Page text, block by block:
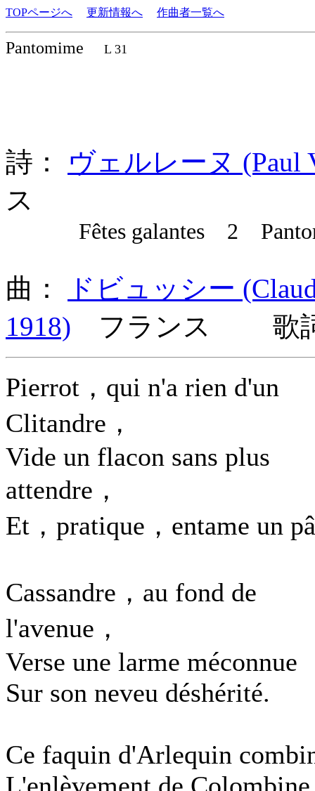
TOPページへ 更新情報へ 作曲者一覧へ
Pantomime L 31
詩： ヴェルレーヌ (Paul
ス
Fêtes galantes 2
曲：
ドビュッシー
1918) フランス 歌詞
Pierrot，qui n'a rien d'un
Clitandre，
Vide un flacon sans plus
attendre，
Et，pratique，entame un
Cassandre，au fond de
l'avenue，
Verse une larme méconnue
Sur son neveu déshérité.
Ce faquin d'Arlequin